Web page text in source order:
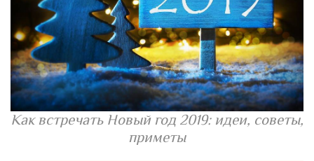
Как встречать Новый год 2019: идеи, советы,
приметы